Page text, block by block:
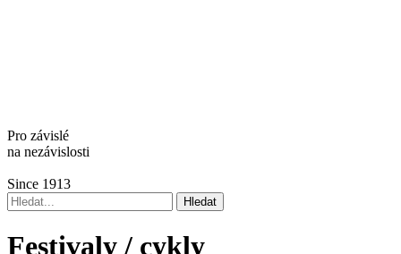
Pro závislé
na nezávislosti
Since 1913
Festivaly / cykly